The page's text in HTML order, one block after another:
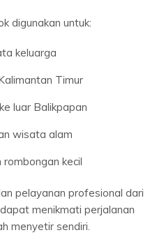
digunakan untuk:
keluarga
Timur
luar Balikpapan
wisata alam
rombongan kecil
pelayanan profesional dari
menikmati perjalanan
menyetir sendiri.